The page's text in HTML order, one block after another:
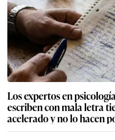
Los expertos en
escriben con mala letra
acelerado y no lo hacen